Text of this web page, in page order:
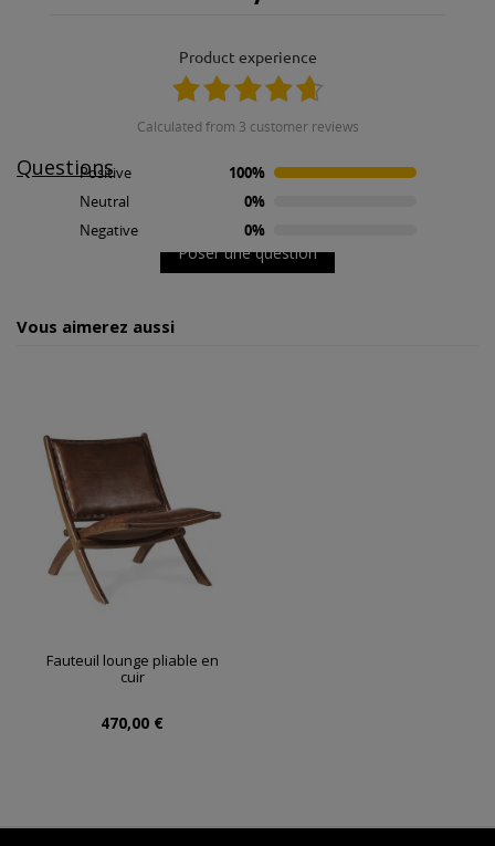
product experience
calculated from 3 customer reviews
Positive
100%
Neutral
0%
Negative
0%
Questions
Pas de questions pour le moment.
Poser une question
Vous aimerez aussi
Fauteuil lounge pliable en
cuir
470,00 €